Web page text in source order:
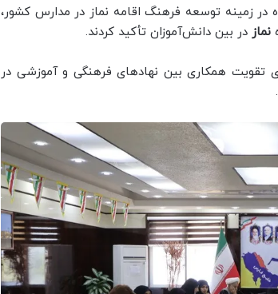
زمینه توسعه فرهنگ اقامه نماز در مدارس کشور،
نماز در بین دانش‌آموزان تأکید کردند.
تقویت همکاری بین نهادهای فرهنگی و آموزشی در